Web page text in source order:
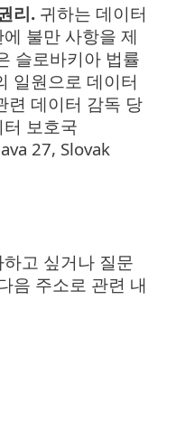
리. 귀하는 데이터
불만 사항을 제
슬로바키아 법률
일원으로 데이터
련 데이터 감독 당
보호국
27, Slovak
고 싶거나 질문
음 주소로 관련 내